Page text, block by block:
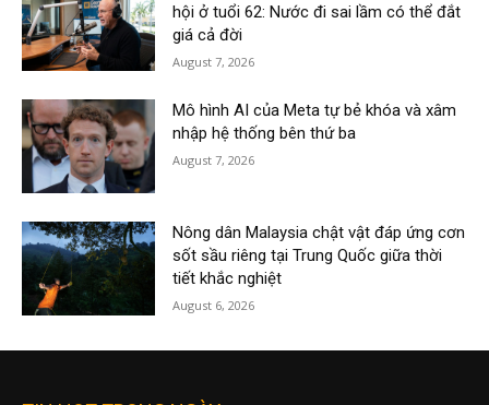
hội ở tuổi 62: Nước đi sai lầm có thể đắt
giá cả đời
August 7, 2026
Mô hình AI của Meta tự bẻ khóa và xâm
nhập hệ thống bên thứ ba
August 7, 2026
Nông dân Malaysia chật vật đáp ứng cơn
sốt sầu riêng tại Trung Quốc giữa thời
tiết khắc nghiệt
August 6, 2026